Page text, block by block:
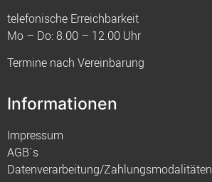
telefonische Erreichbarkeit
Mo – Do: 8.00 – 12.00 Uhr
Termine nach Vereinbarung
Informationen
Impressum
AGB`s
Datenverarbeitung/Zahlungsmodalitäten